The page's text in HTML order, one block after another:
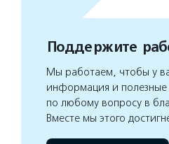
Поддержите
Мы работаем, чтобы у
информация и
по любому вопросу в
Вместе мы этого